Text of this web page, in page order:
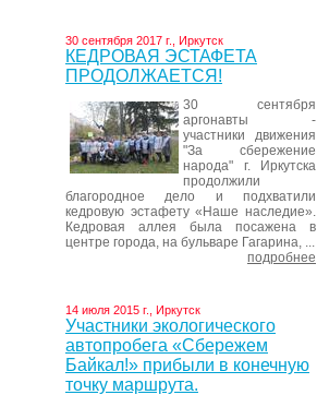
30 сентября 2017 г., Иркутск
КЕДРОВАЯ ЭСТАФЕТА
ПРОДОЛЖАЕТСЯ!
30 сентября
аргонавты -
участники движения
"За сбережение
народа" г. Иркутска
продолжили
благородное дело и подхватили
кедровую эстафету «Наше наследие».
Кедровая аллея была посажена в
центре города, на бульваре Гагарина, ...
подробнее
14 июля 2015 г., Иркутск
Участники экологического
автопробега «Сбережем
Байкал!» прибыли в конечную
точку маршрута.